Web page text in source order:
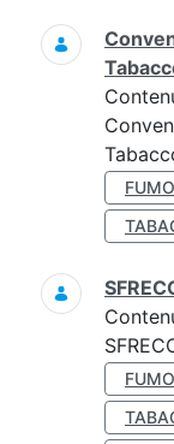
FUMO
FUMO